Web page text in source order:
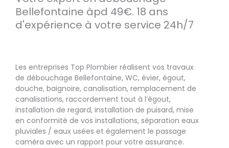
Bellefontaine àpd 49€. 18 ans
d'expérience à votre service 24h/7
Les entreprises Top Plombier réalisent vos travaux
de débouchage Bellefontaine, WC, évier, égout,
douche, baignoire, canalisation, remplacement de
canalisations, raccordement tout à l’égout,
installation de regard, installation de puisard, mise
en conformité de vos installations, séparation eaux
pluviales / eaux usées et également le passage
caméra avec un rapport pour votre assurance.